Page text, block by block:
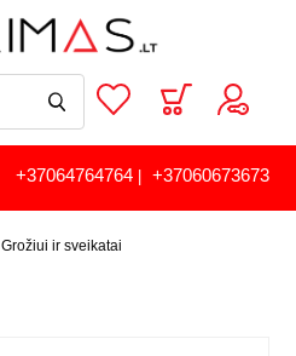
+37064764764| +37060673673
Grožiui ir sveikatai